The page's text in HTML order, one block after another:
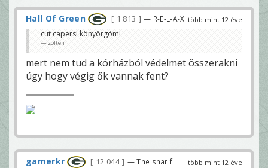
több mint 12 éve
Hall Of Green 1 813 — R-E-L-A-X
cut capers! könyörgöm!
zolten
mert nem tud a kórházból védelmet összerakni
úgy hogy végig ők vannak fent?
több mint 12 éve
gamerkr 12 044
— The sharif